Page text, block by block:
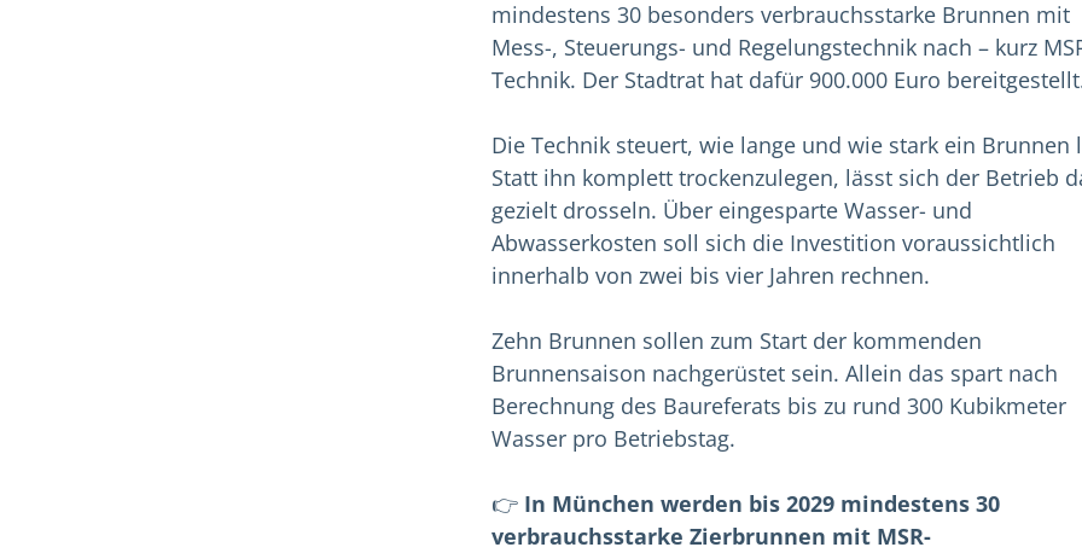
mindestens 30 besonders verbrauchsstarke Brunnen mit
Mess-, Steuerungs- und Regelungstechnik nach – kurz
Technik. Der Stadtrat hat dafür 900.000 Euro
Die Technik steuert, wie lange und wie stark ein Brunnen
Statt ihn komplett trockenzulegen, lässt sich der Betrieb
gezielt drosseln. Über eingesparte Wasser- und
Abwasserkosten soll sich die Investition voraussichtlich
innerhalb von zwei bis vier Jahren rechnen.
Zehn Brunnen sollen zum Start der kommenden
Brunnensaison nachgerüstet sein. Allein das spart nach
Berechnung des Baureferats bis zu rund 300 Kubikmeter
Wasser pro Betriebstag.
👉 In München werden bis 2029 mindestens 30
verbrauchsstarke Zierbrunnen mit MSR-